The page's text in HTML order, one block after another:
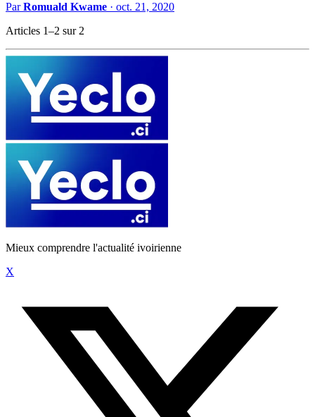
ParRomuald Kwame · oct. 21, 2020
Articles 1–2 sur 2
Mieux comprendre l'actualité ivoirienne
X